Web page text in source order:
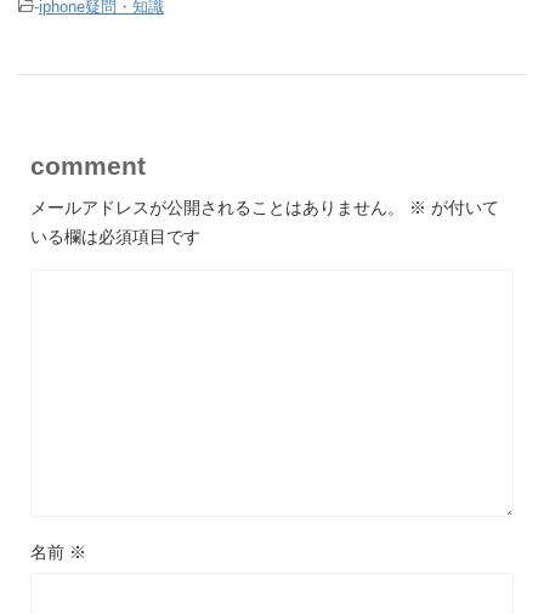
-iphone疑問・知識
comment
メールアドレスが公開されることはありません。 ※ が付いて
いる欄は必須項目です
名前 ※